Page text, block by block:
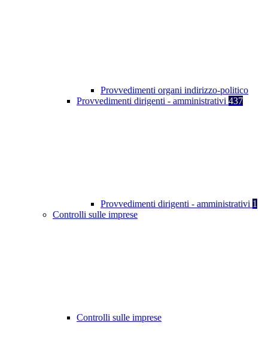
Provvedimenti organi indirizzo-politico
Provvedimenti dirigenti - amministrativi 437
Provvedimenti dirigenti - amministrativi 1
Controlli sulle imprese
Controlli sulle imprese